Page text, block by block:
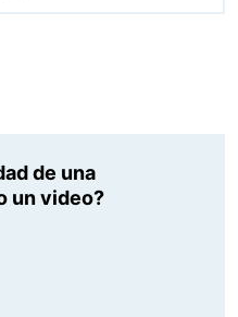
de una
un video?